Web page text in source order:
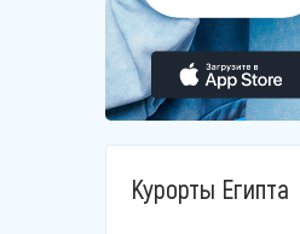
Курорты Египта